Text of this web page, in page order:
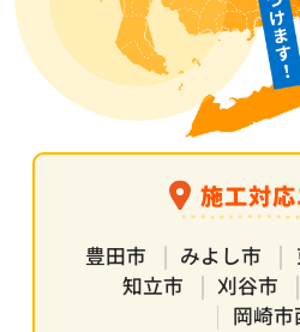
施工対
豊田市 みよし市
知立市
刈谷市
岡崎市